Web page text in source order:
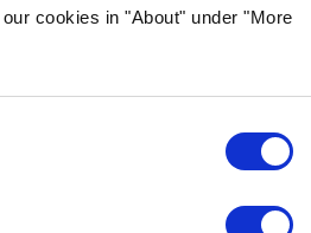
cookies in "About" under "More